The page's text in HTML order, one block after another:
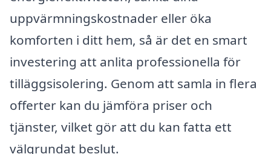
uppvärmningskostnader eller öka
komforten i ditt hem, så är det en smart
investering att anlita professionella för
tilläggsisolering. Genom att samla in flera
offerter kan du jämföra priser och
tjänster, vilket gör att du kan fatta ett
välgrundat beslut.